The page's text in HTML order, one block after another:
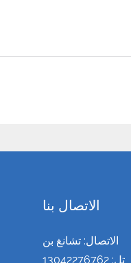
الاتصال بنا
الاتصال: تشانغ بن
تل: 13042276762